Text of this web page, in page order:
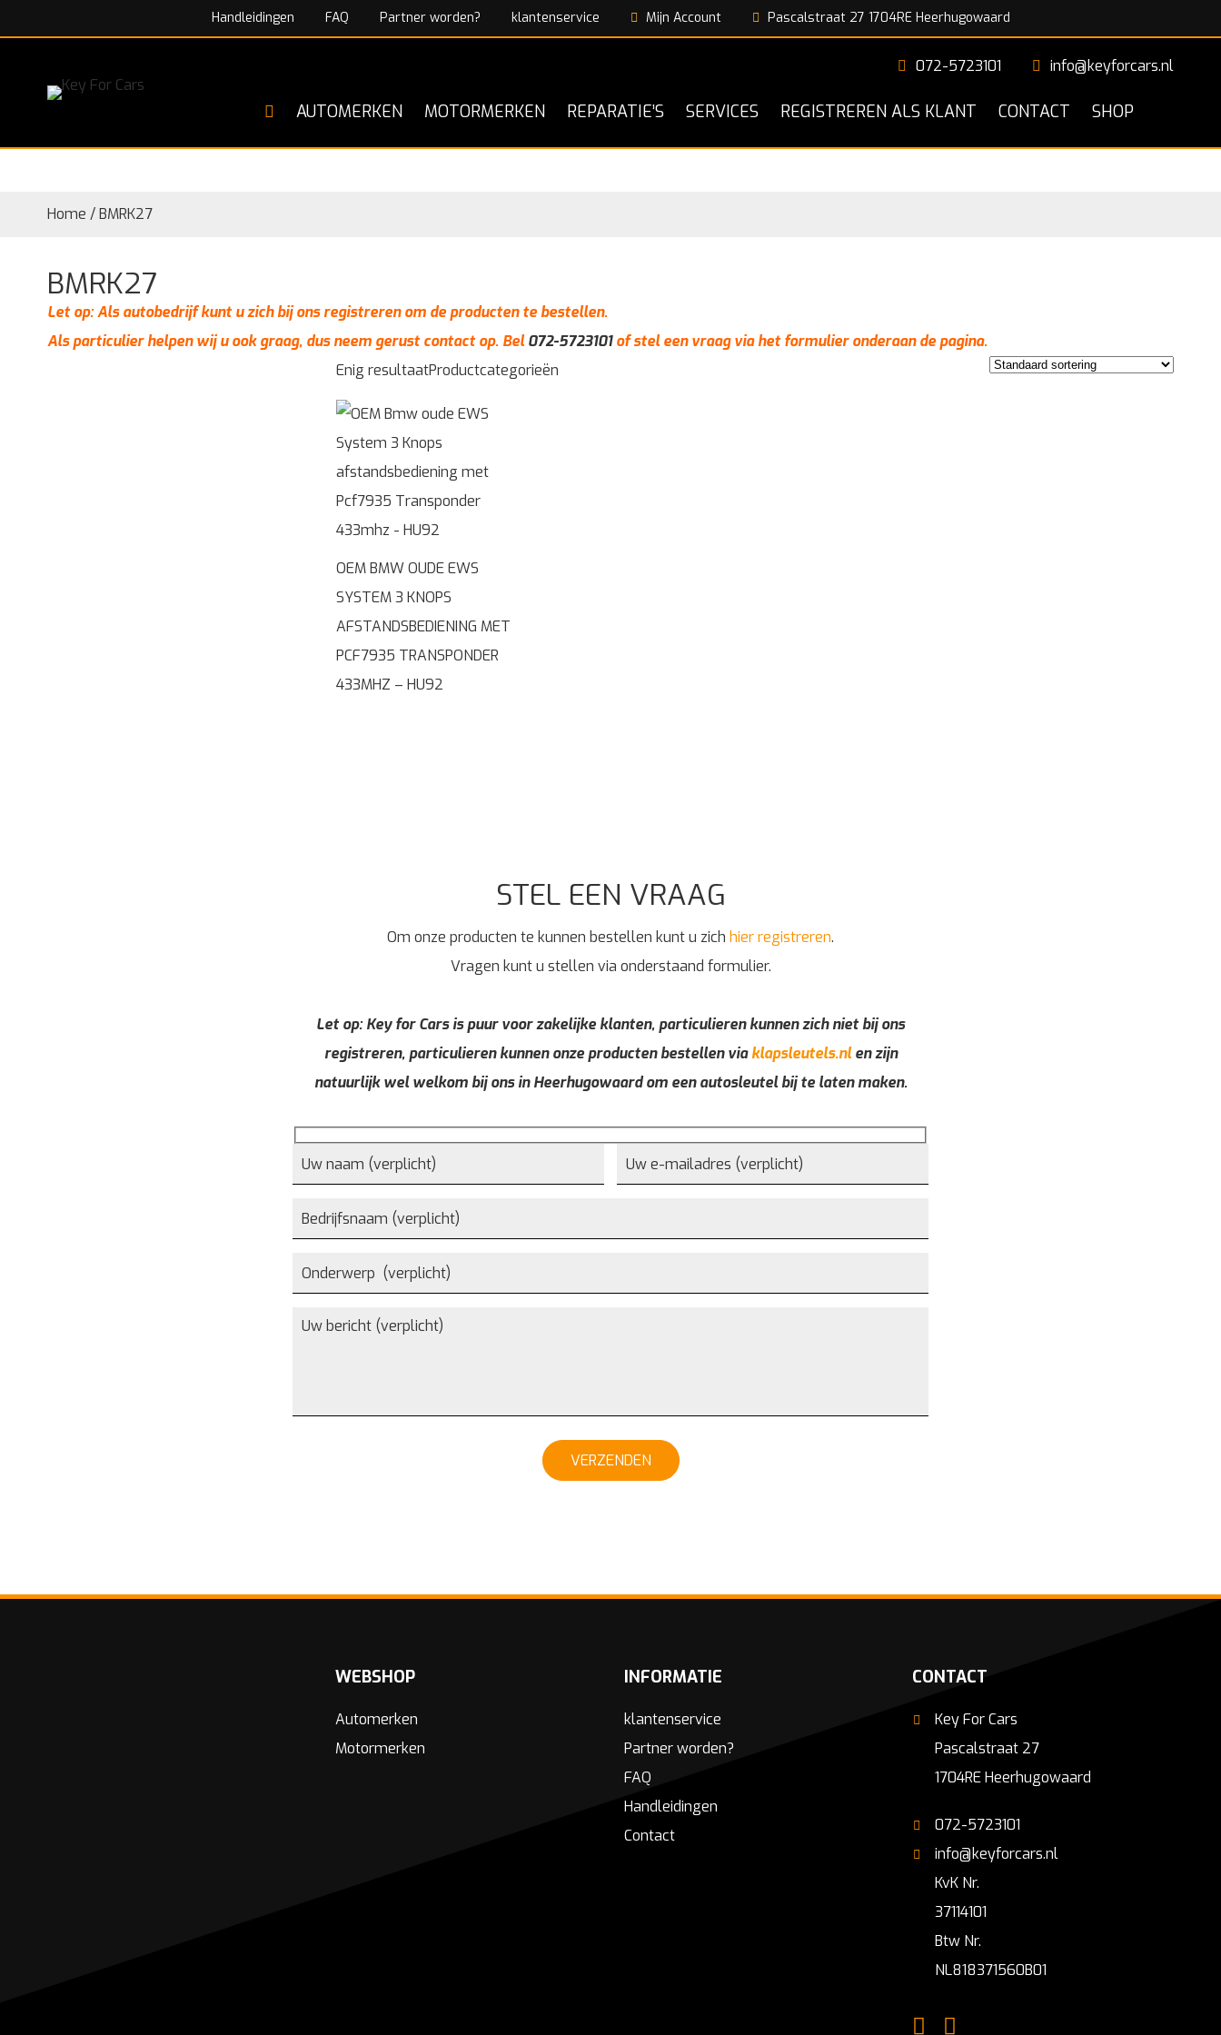
Handleidingen FAQ Partner worden? klantenservice Mijn Account Pascalstraat 27 1704RE Heerhugowaard
072-5723101 info@keyforcars.nl
AUTOMERKEN MOTORMERKEN REPARATIE’S SERVICES REGISTREREN ALS KLANT CONTACT SHOP
Home /BMRK27
BMRK27
Let op: Als autobedrijf kunt u zich bij ons registreren om de producten te bestellen.
Als particulier helpen wij u ook graag, dus neem gerust contact op. Bel072-5723101of stel een vraag via het formulier onderaan de pagina.
Productcategorieën
Enig resultaat
OEM BMW OUDE EWS
SYSTEM 3 KNOPS
AFSTANDSBEDIENING MET
PCF7935 TRANSPONDER
433MHZ – HU92
STEL EEN VRAAG
Om onze producten te kunnen bestellen kunt u zich hier registreren.
Vragen kunt u stellen via onderstaand formulier.
Let op: Key for Cars is puur voor zakelijke klanten, particulieren kunnen zich niet bij ons
registreren, particulieren kunnen onze producten bestellen viaklapsleutels.nlen zijn
natuurlijk wel welkom bij ons in Heerhugowaard om een autosleutel bij te laten maken.
VERZENDEN
WEBSHOP
Automerken
Motormerken
INFORMATIE
klantenservice
Partner worden?
FAQ
Handleidingen
Contact
CONTACT
Key For Cars
Pascalstraat 27
1704RE Heerhugowaard
072-5723101
info@keyforcars.nl
KvK Nr.
37114101
Btw Nr.
NL818371560B01